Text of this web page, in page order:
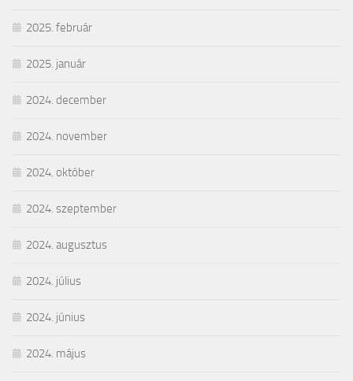
2025. február
2025. január
2024. december
2024. november
2024. október
2024. szeptember
2024. augusztus
2024. július
2024. június
2024. május